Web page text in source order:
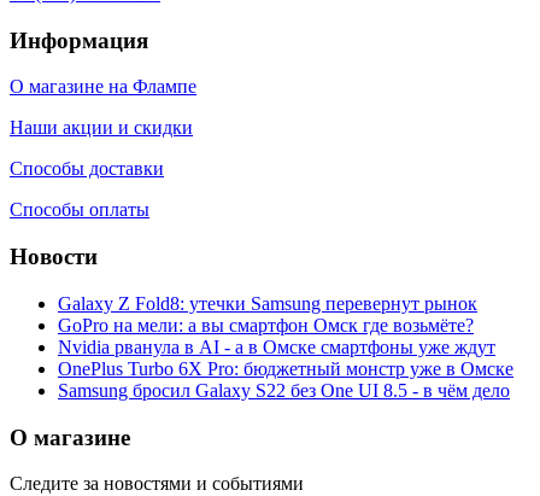
Информация
О магазине на Флампе
Наши акции и скидки
Способы доставки
Способы оплаты
Новости
Galaxy Z Fold8: утечки Samsung перевернут рынок
GoPro на мели: а вы смартфон Омск где возьмёте?
Nvidia рванула в AI - а в Омске смартфоны уже ждут
OnePlus Turbo 6X Pro: бюджетный монстр уже в Омске
Samsung бросил Galaxy S22 без One UI 8.5 - в чём дело
О магазине
Следите за новостями и событиями